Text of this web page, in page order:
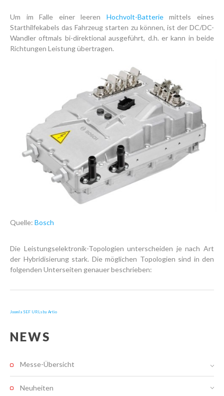
Um im Falle einer leeren Hochvolt-Batteriemittels eines
Starthilfekabels das Fahrzeug starten zu können, ist der DC/DC-
Wandler oftmals bi-direktional ausgeführt, d.h. er kann in beide
Richtungen Leistung übertragen.
Quelle: Bosch
Die Leistungselektronik-Topologien unterscheiden je nach Art
der Hybridisierung stark. Die möglichen Topologien sind in den
folgenden Unterseiten genauer beschrieben:
Joomla SEF URLs by Artio
NEWS
Messe-Übersicht
Neuheiten